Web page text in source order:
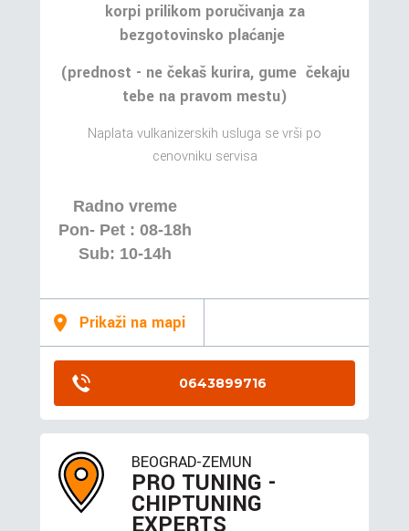
korpi prilikom poručivanja za
bezgotovinsko plaćanje
(prednost - ne čekaš kurira, gume čekaju
tebe na pravom mestu)
Naplata vulkanizerskih usluga se vrši po
cenovniku servisa
Radno vreme
Pon- Pet : 08-18h
Sub: 10-14h
Prikaži na mapi
0643899716
BEOGRAD-ZEMUN
PRO TUNING -
CHIPTUNING